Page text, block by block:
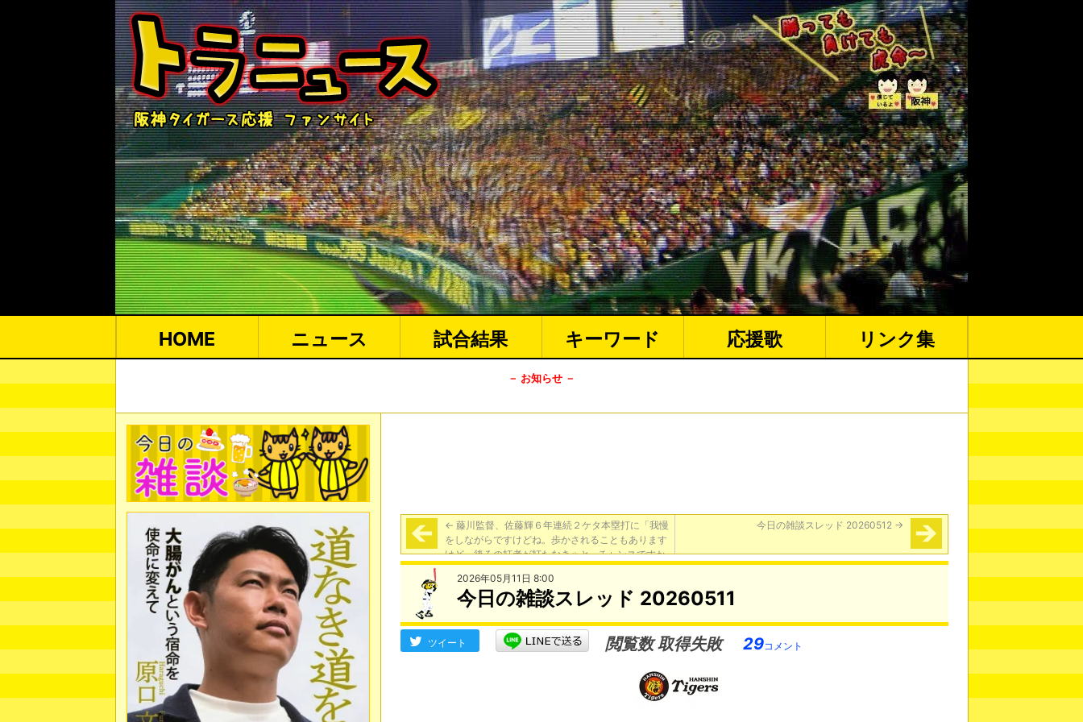
HOME ニュース 試合結果 キーワード 応援歌 リンク集
－ お知らせ －
← 藤川監督、佐藤輝６年連続２ケタ本塁打に「我慢
をしながらですけどね。歩かされることもあります
けど、後ろの打者が打たなきゃと…チャンスですか
らねこれは、各選手」
今日の雑談スレッド 20260512 →
2026年05月11日 8:00
今日の雑談スレッド 20260511
ツイート 閲覧数 取得失敗 29コメント